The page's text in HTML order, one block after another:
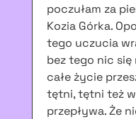
poczułam za
Kozia Górka.
tego uczucia
bez tego nic się
całe życie
tętni, tętni też
przepływa. Że